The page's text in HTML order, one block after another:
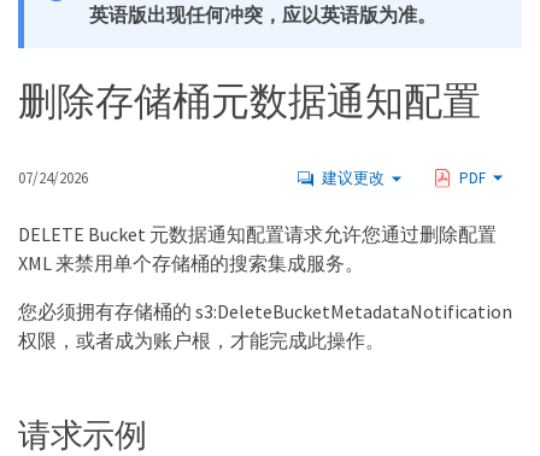
英语版出现任何冲突，应以英语版为准。
删除存储桶元数据通知配置
07/24/2026 建议更改 PDF
DELETE Bucket 元数据通知配置请求允许您通过删除配置
XML 来禁用单个存储桶的搜索集成服务。
您必须拥有存储桶的 s3:DeleteBucketMetadataNotification
权限，或者成为账户根，才能完成此操作。
请求示例